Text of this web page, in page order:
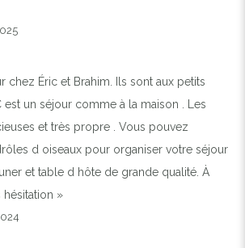
chez Éric et Brahim. Ils sont aux petits
un séjour comme à la maison . Les
et très propre . Vous pouvez
d oiseaux pour organiser votre séjour
et table d hôte de grande qualité. À
hésitation »